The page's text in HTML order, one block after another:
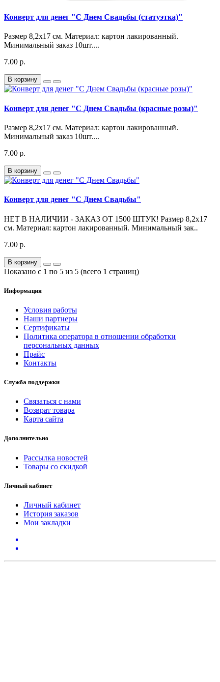
Конверт для денег "С Днем Свадьбы (статуэтка)"
Размер 8,2х17 см. Материал: картон лакированный.
Минимальный заказ 10шт....
7.00 р.
В корзину
Конверт для денег "С Днем Свадьбы (красные розы)"
Размер 8,2х17 см. Материал: картон лакированный.
Минимальный заказ 10шт....
7.00 р.
В корзину
Конверт для денег "С Днем Свадьбы"
НЕТ В НАЛИЧИИ - ЗАКАЗ ОТ 1500 ШТУК! Размер 8,2х17
см. Материал: картон лакированный. Минимальный зак..
7.00 р.
В корзину
Показано с 1 по 5 из 5 (всего 1 страниц)
Информация
Условия работы
Наши партнеры
Сертификаты
Политика оператора в отношении обработки
персональных данных
Прайс
Контакты
Служба поддержки
Связаться с нами
Возврат товара
Карта сайта
Дополнительно
Рассылка новостей
Товары со скидкой
Личный кабинет
Личный кабинет
История заказов
Мои закладки